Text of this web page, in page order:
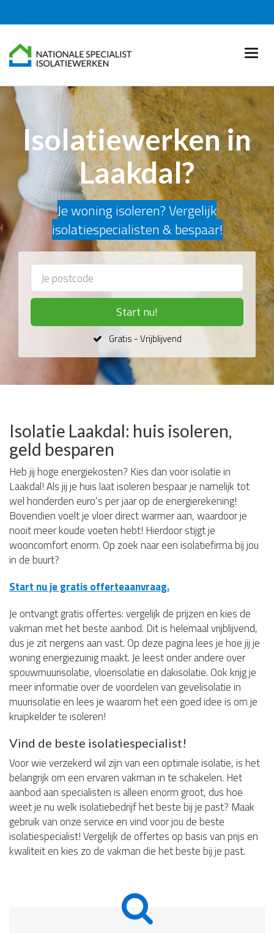
Isolatiewerken in
Laakdal?
Je woning isoleren? Vergelijk
isolatiespecialisten & bespaar!
Start nu!
Gratis - Vrijblijvend
Isolatie Laakdal: huis isoleren,
geld besparen
Heb jij hoge energiekosten? Kies dan voor isolatie in
Laakdal! Als jij je huis laat isoleren bespaar je namelijk tot
wel honderden euro’s per jaar op de energierekening!
Bovendien voelt je vloer direct warmer aan, waardoor je
nooit meer koude voeten hebt! Hierdoor stijgt je
wooncomfort enorm. Op zoek naar een isolatiefirma bij jou
in de buurt?
Start nu je gratis offerteaanvraag.
Je ontvangt gratis offertes: vergelijk de prijzen en kies de
vakman met het beste aanbod. Dit is helemaal vrijblijvend,
dus je zit nergens aan vast. Op deze pagina lees je hoe jij je
woning energiezuinig maakt. Je leest onder andere over
spouwmuurisolatie, vloerisolatie en dakisolatie. Ook krijg je
meer informatie over de voordelen van gevelisolatie in
muurisolatie en lees je waarom het een goed idee is om je
kruipkelder te isoleren!
Vind de beste isolatiespecialist!
Voor wie verzekerd wil zijn van een optimale isolatie, is het
belangrijk om een ervaren vakman in te schakelen. Het
aanbod aan specialisten is alleen enorm groot, dus hoe
weet je nu welk isolatiebedrijf het beste bij je past? Maak
gebruik van onze service en vind voor jou de beste
isolatiespecialist! Vergelijk de offertes op basis van prijs en
kwaliteit en kies zo de vakman die het beste bij je past.